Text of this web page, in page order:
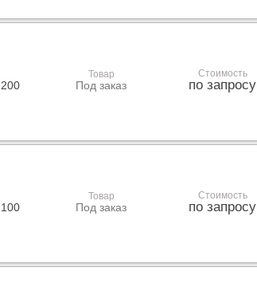
Товар
Под заказ
Стоимость
по запросу
Товар
Под заказ
Стоимость
по запросу